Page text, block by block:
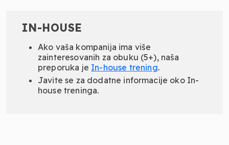
IN-HOUSE
Ako vaša kompanija ima više
zainteresovanih za obuku (5+), naša
preporuka je In-house trening.
Javite se za dodatne informacije oko In-
house treninga.